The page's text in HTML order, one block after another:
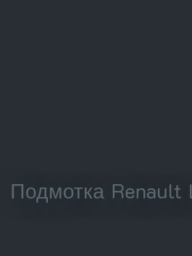
Подмотка Renault